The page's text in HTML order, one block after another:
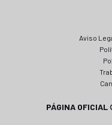
Aviso
PÁGINA